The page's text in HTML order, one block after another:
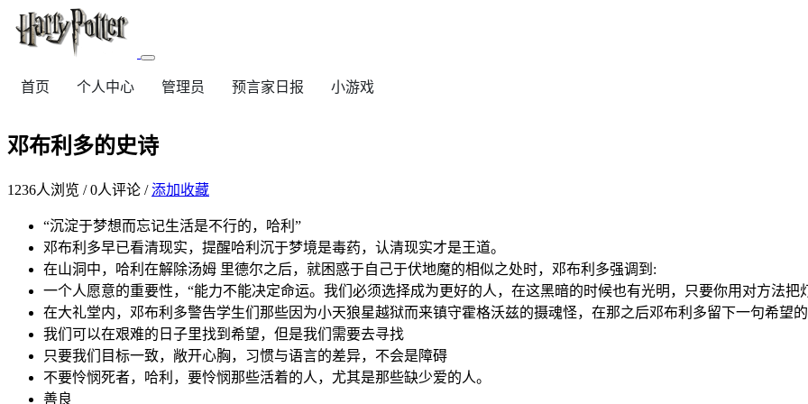
首页 个人中心 管理员 预言家日报 小游戏
邓布利多的史诗
1236人浏览 /0人评论 /添加收藏
“沉淀于梦想而忘记生活是不行的，哈利”
邓布利多早已看清现实，提醒哈利沉于梦境是毒药，认清现实才是王道。
在山洞中，哈利在解除汤姆 里德尔之后，就困惑于自己于伏地魔的相似之处时，邓布利多强调到:
一个人愿意的重要性，“能力不能决定命运。我们必须选择成为更好的人，在这黑暗的时候也有光明，只要你用对方法把
在大礼堂内，邓布利多警告学生们那些因为小天狼星越狱而来镇守霍格沃兹的摄魂怪，在那之后邓布利多留下一句希望
我们可以在艰难的日子里找到希望，但是我们需要去寻找
只要我们目标一致，敞开心胸，习惯与语言的差异，不会是障碍
不要怜悯死者，哈利，要怜悯那些活着的人，尤其是那些缺少爱的人。
善良